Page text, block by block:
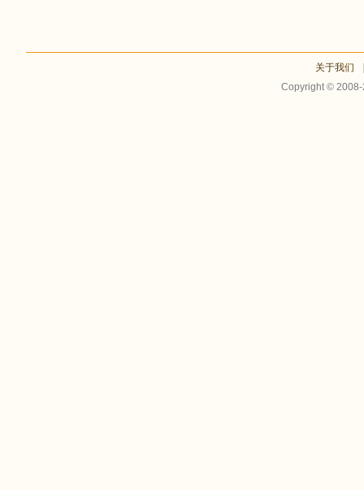
关于我们
Copyright ©